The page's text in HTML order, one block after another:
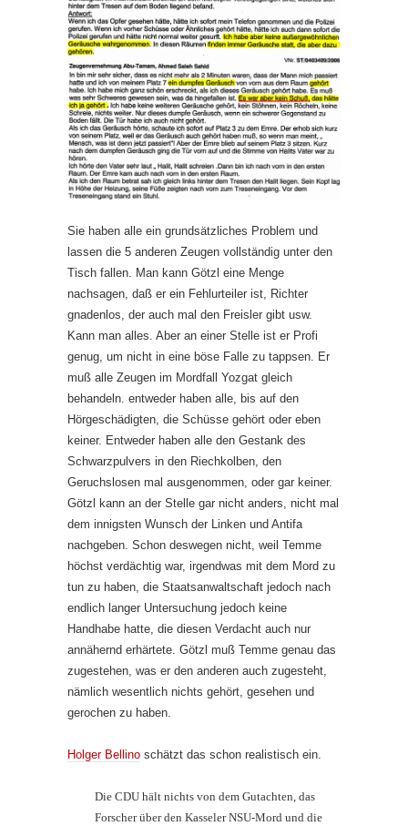
Sie haben alle ein grundsätzliches Problem und
lassen die 5 anderen Zeugen vollständig unter den
Tisch fallen. Man kann Götzl eine Menge
nachsagen, daß er ein Fehlurteiler ist, Richter
gnadenlos, der auch mal den Freisler gibt usw.
Kann man alles. Aber an einer Stelle ist er Profi
genug, um nicht in eine böse Falle zu tappsen. Er
muß alle Zeugen im Mordfall Yozgat gleich
behandeln. entweder haben alle, bis auf den
Hörgeschädigten, die Schüsse gehört oder eben
keiner. Entweder haben alle den Gestank des
Schwarzpulvers in den Riechkolben, den
Geruchslosen mal ausgenommen, oder gar keiner.
Götzl kann an der Stelle gar nicht anders, nicht mal
dem innigsten Wunsch der Linken und Antifa
nachgeben. Schon deswegen nicht, weil Temme
höchst verdächtig war, irgendwas mit dem Mord zu
tun zu haben, die Staatsanwaltschaft jedoch nach
endlich langer Untersuchung jedoch keine
Handhabe hatte, die diesen Verdacht auch nur
annähernd erhärtete. Götzl muß Temme genau das
zugestehen, was er den anderen auch zugesteht,
nämlich wesentlich nichts gehört, gesehen und
gerochen zu haben.
Holger Bellino schätzt das schon realistisch ein.
Die CDU hält nichts von dem Gutachten, das
Forscher über den Kasseler NSU-Mord und die